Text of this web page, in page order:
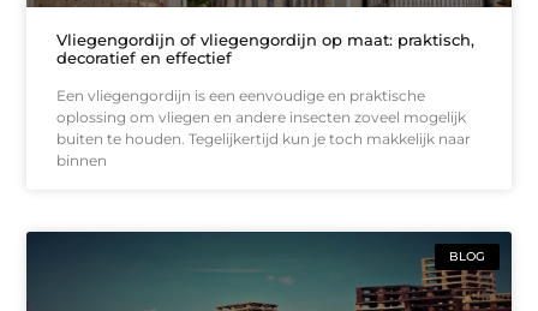
Vliegengordijn of vliegengordijn op maat: praktisch,
decoratief en effectief
Een vliegengordijn is een eenvoudige en praktische
oplossing om vliegen en andere insecten zoveel mogelijk
buiten te houden. Tegelijkertijd kun je toch makkelijk naar
binnen
BLOG